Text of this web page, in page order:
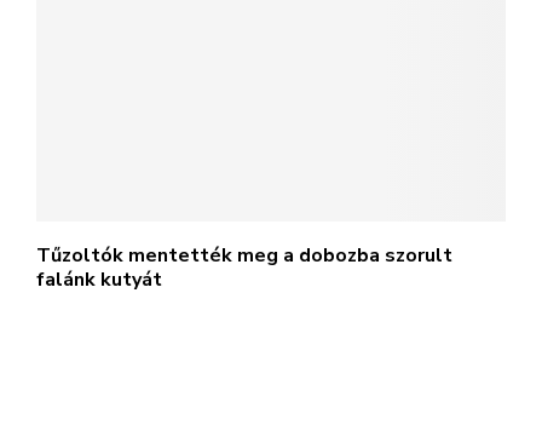
Tűzoltók mentették meg a dobozba szorult
falánk kutyát